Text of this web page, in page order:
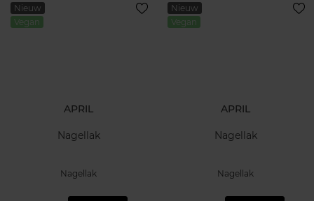
Nieuw
Vegan
APRIL
Nagellak
Nagellak
Nieuw
Vegan
APRIL
Nagellak
Nagellak